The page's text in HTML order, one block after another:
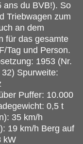
ans du BVB!). So
Triebwagen zum
an dem
für das gesamte
Tag und Person.
1953 (Nr.
Spurweite:
Puffer: 10.000
0,5 t
35 km/h
19 km/h Berg auf
kW